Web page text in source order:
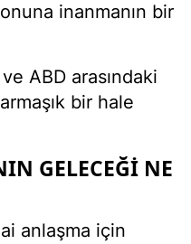
inanmanın bir
ABD arasındaki
bir hale
GELECEĞI NE
anlaşma için